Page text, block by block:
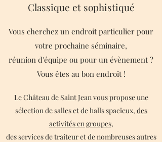
Classique et sophistiqué
Vous cherchez un endroit particulier pour
votre prochaine séminaire,
réunion d'équipe ou pour un évènement ?
Vous êtes au bon endroit !
Le Château de Saint Jean vous propose une
sélection de salles et de halls spacieux, des
activités en groupes,
des services detraiteur et de nombreuses autres